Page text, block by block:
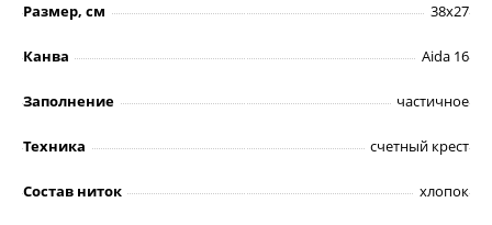
Размер, см 38х27
Канва Aida 16
Заполнение частичное
Техника счетный крест
Состав ниток хлопок